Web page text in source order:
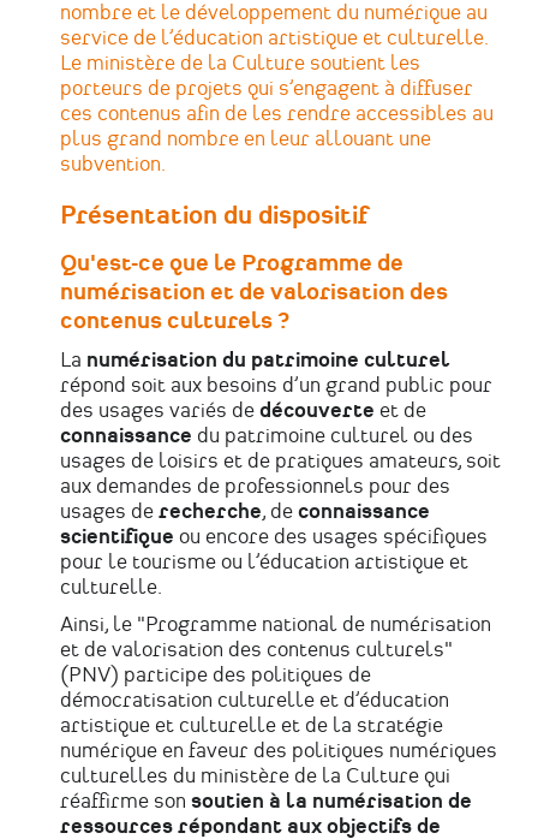
nombre et le développement du numérique au
service de l’éducation artistique et culturelle.
Le ministère de la Culture soutient les
porteurs de projets qui s’engagent à diffuser
ces contenus afin de les rendre accessibles au
plus grand nombre en leur allouant une
subvention.
Présentation du dispositif
Qu'est-ce que le Programme de
numérisation et de valorisation des
contenus culturels ?
La numérisation du patrimoine culturel
répond soit aux besoins d’un grand public pour
des usages variés de découverte et de
connaissance du patrimoine culturel ou des
usages de loisirs et de pratiques amateurs, soit
aux demandes de professionnels pour des
usages de recherche, de connaissance
scientifique ou encore des usages spécifiques
pour le tourisme ou l’éducation artistique et
culturelle.
Ainsi, le "Programme national de numérisation
et de valorisation des contenus culturels"
(PNV) participe des politiques de
démocratisation culturelle et d’éducation
artistique et culturelle et de la stratégie
numérique en faveur des politiques numériques
culturelles du ministère de la Culture qui
réaffirme son soutien à la numérisation de
ressources répondant aux objectifs de